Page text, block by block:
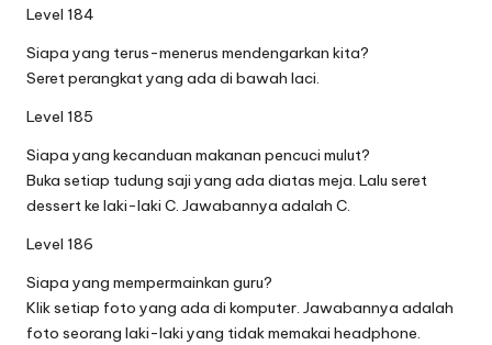
Level 184
Siapa yang terus-menerus mendengarkan kita?
Seret perangkat yang ada di bawah laci.
Level 185
Siapa yang kecanduan makanan pencuci mulut?
Buka setiap tudung saji yang ada diatas meja. Lalu seret
dessert ke laki-laki C. Jawabannya adalah C.
Level 186
Siapa yang mempermainkan guru?
Klik setiap foto yang ada di komputer. Jawabannya adalah
foto seorang laki-laki yang tidak memakai headphone.